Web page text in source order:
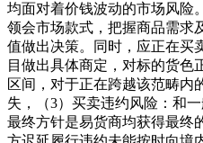
均面对着价钱波动的市场风险
领会市场款式，把握商品需求
值做出决策。同时，应正在买
目做出具体商定，对标的货色
区间，对于正在跨越该范畴内
失，（3）买卖违约风险：和
最终方针是易货商均获得最终